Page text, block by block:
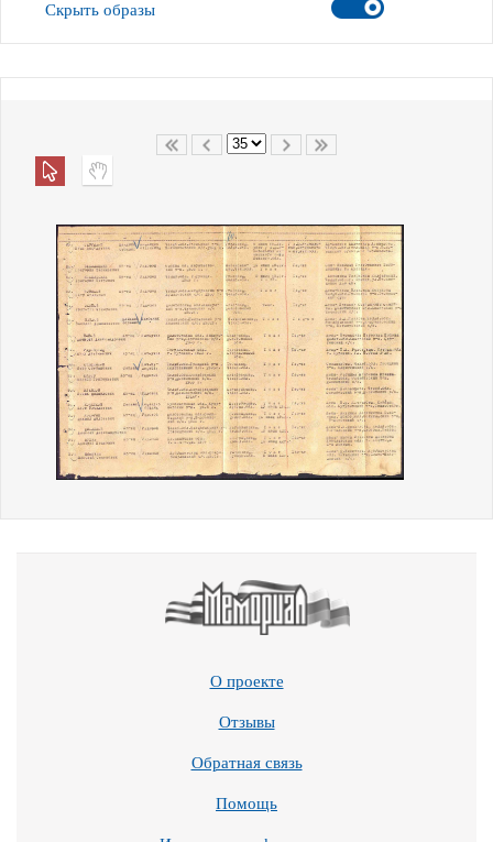
Скрыть образы
О проекте
Отзывы
Обратная связь
Помощь